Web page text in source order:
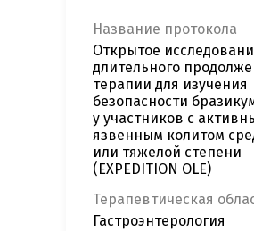
Название протокола
Открытое
длительного
терапии для изучения
безопасности
у участников с
язвенным колитом
или тяжелой степени
(EXPEDITION OLE)
Терапевтическая
Гастроэнтерология